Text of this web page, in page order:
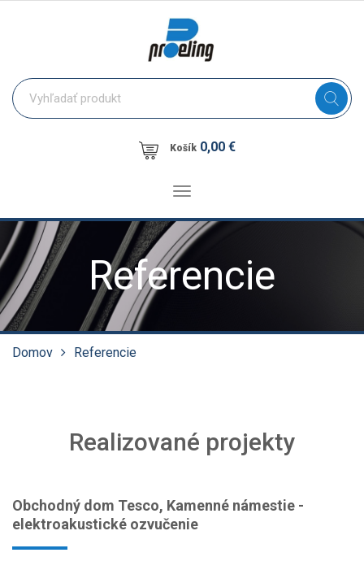
Košík 0,00 €
Toggle
Referencie
Domov Referencie
Realizované projekty
Obchodný dom Tesco, Kamenné námestie -
elektroakustické ozvučenie